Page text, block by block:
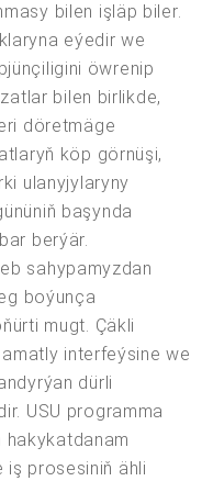
bilen işläp biler.
eýedir we
öwrenip
bilen birlikde,
döretmäge
köp görnüşi,
ulanyjylaryny
başynda
berýär.
sahypamyzdan
boýunça
mugt. Çäkli
interfeýsine we
dürli
USU programma
hakykatdanam
prosesiniň ähli